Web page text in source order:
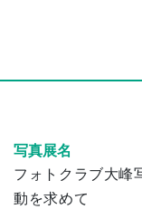
写真展名
フォトクラブ大峰
動を求めて